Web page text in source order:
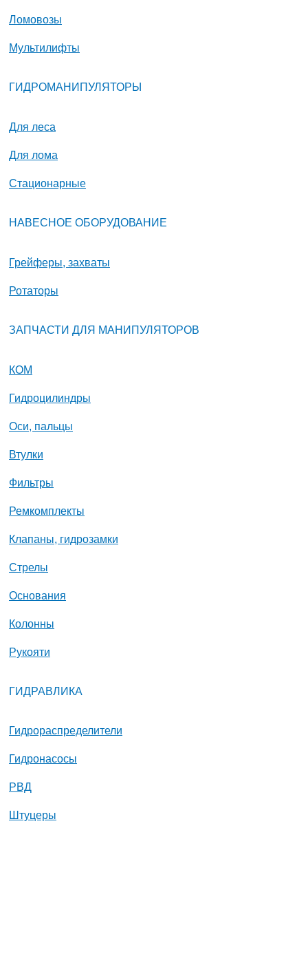
Ломовозы
Мультилифты
ГИДРОМАНИПУЛЯТОРЫ
Для леса
Для лома
Стационарные
НАВЕСНОЕ ОБОРУДОВАНИЕ
Грейферы, захваты
Ротаторы
ЗАПЧАСТИ ДЛЯ МАНИПУЛЯТОРОВ
КОМ
Гидроцилиндры
Оси, пальцы
Втулки
Фильтры
Ремкомплекты
Клапаны, гидрозамки
Стрелы
Основания
Колонны
Рукояти
ГИДРАВЛИКА
Гидрораспределители
Гидронасосы
РВД
Штуцеры